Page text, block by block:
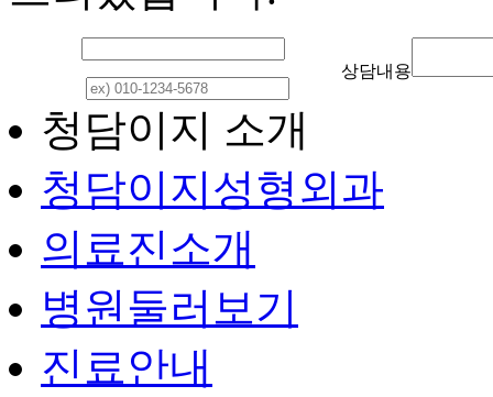
상담내용
청담이지 소개
청담이지성형외과
의료진소개
병원둘러보기
진료안내